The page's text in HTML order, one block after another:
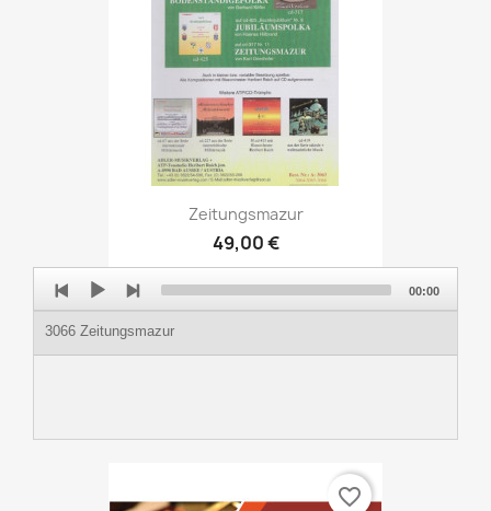
Zeitungsmazur
49,00 €
Audio
Player
3066 Zeitungsmazur
00:00
favorite_border